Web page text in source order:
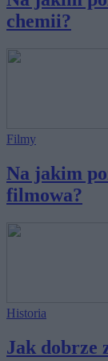
chemii?
Filmy
Na jakim
filmowa?
Historia
Jak dobrze